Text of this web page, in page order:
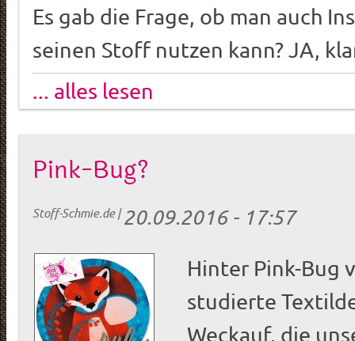
Es gab die Frage, ob man auch
seinen Stoff nutzen kann? JA,
... alles lesen
Pink-Bug?
Stoff-Schmie.de|20.09.2016 - 17:57
Hinter Pink-Bug
studierte
Weckauf, die